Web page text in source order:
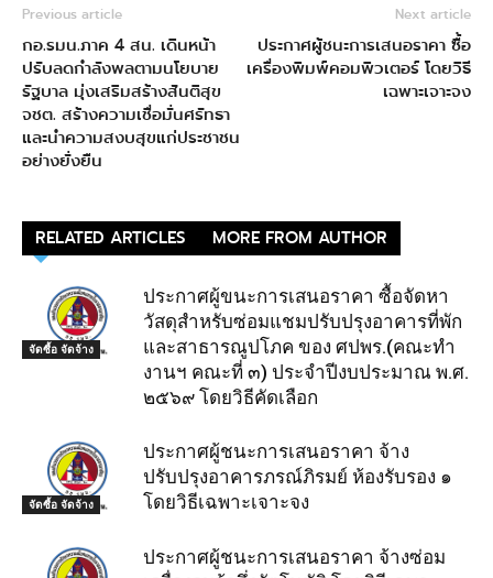
Previous article
กอ.รมน.ภาค 4 สน. เดินหน้า
ปรับลดกำลังพลตามนโยบาย
รัฐบาล มุ่งเสริมสร้างสันติสุข
จชต. สร้างความเชื่อมั่นศรัทธา
และนำความสงบสุขแก่ประชาชน
อย่างยั่งยืน
Next article
ประกาศผู้ชนะการเสนอราคา ซื้อ
เครื่องพิมพ์คอมพิวเตอร์ โดยวิธี
เฉพาะเจาะจง
RELATED ARTICLES MORE FROM AUTHOR
จัดซื้อ จัดจ้าง
ประกาศผู้ขนะการเสนอราคา ซื้อจัดหา
วัสดุสำหรับซ่อมแชมปรับปรุงอาคารที่พัก
และสาธารณูปโภค ของ ศปพร.(คณะทำ
งานฯ คณะที่ ๓) ประจำปีงบประมาณ พ.ศ.
๒๕๖๙ โดยวิธีคัดเลือก
จัดซื้อ จัดจ้าง
ประกาศผู้ชนะการเสนอราคา จ้าง
ปรับปรุงอาคารภรณ์ภิรมย์ ห้องรับรอง ๑
โดยวิธีเฉพาะเจาะจง
ประกาศผู้ชนะการเสนอราคา จ้างซ่อม